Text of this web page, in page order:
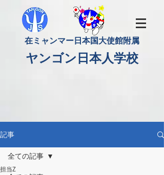
​在ミャンマー日本国大使館附属
​ヤンゴン日本人学校
記事
全ての記事
担当Z